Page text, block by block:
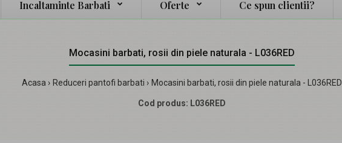
Incaltaminte Barbati Oferte Ce spun clientii?
Mocasini barbati, rosii din piele naturala - L036RED
Acasa Reduceri pantofi barbati Mocasini barbati, rosii din piele naturala - L036RED
Cod produs: L036RED